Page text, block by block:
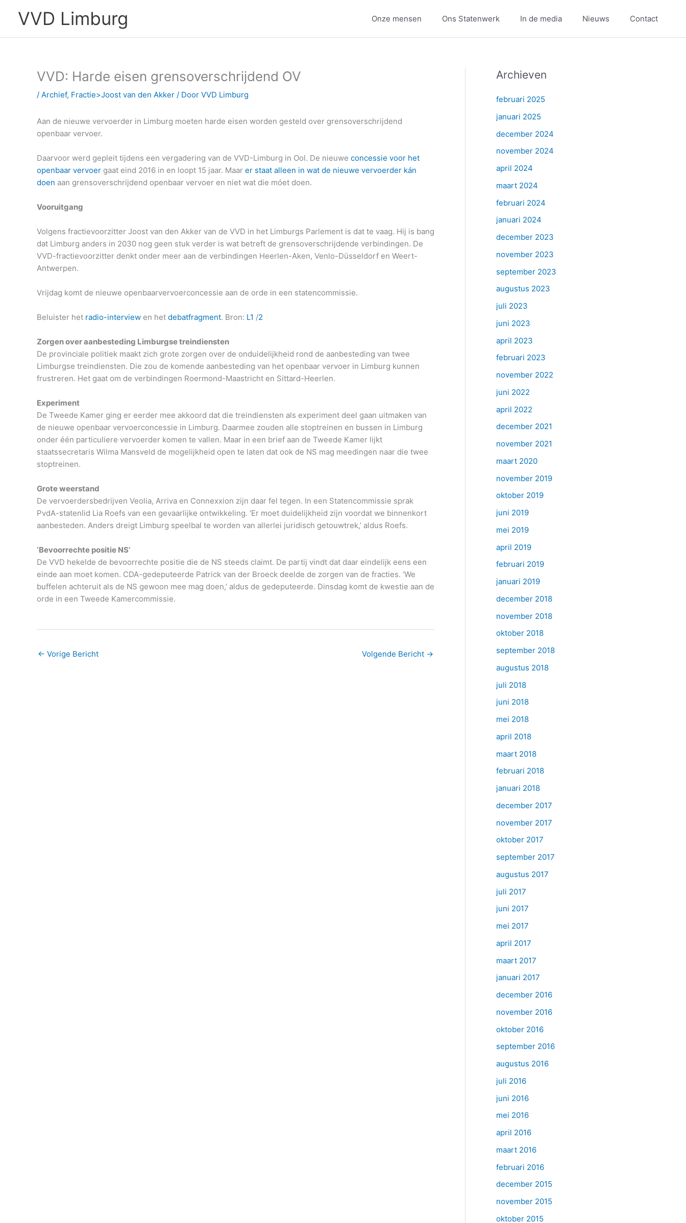
VVD Limburg Onze mensen Ons Statenwerk In de media Nieuws Contact
VVD: Harde eisen grensoverschrijdend OV
/ Archief, Fractie>Joost van den Akker / Door VVD Limburg
Aan de nieuwe vervoerder in Limburg moeten harde eisen worden gesteld over grensoverschrijdend
openbaar vervoer.
Daarvoor werd gepleit tijdens een vergadering van de VVD-Limburg in Ool. De nieuwe concessie voor het
openbaar vervoer gaat eind 2016 in en loopt 15 jaar. Maar er staat alleen in wat de nieuwe vervoerder kán
doen aan grensoverschrijdend openbaar vervoer en niet wat die móet doen.
Vooruitgang
Volgens fractievoorzitter Joost van den Akker van de VVD in het Limburgs Parlement is dat te vaag. Hij is bang
dat Limburg anders in 2030 nog geen stuk verder is wat betreft de grensoverschrijdende verbindingen. De
VVD-fractievoorzitter denkt onder meer aan de verbindingen Heerlen-Aken, Venlo-Düsseldorf en Weert-
Antwerpen.
Vrijdag komt de nieuwe openbaarvervoerconcessie aan de orde in een statencommissie.
Beluister het radio-interview en het debatfragment. Bron: L1 /2
Zorgen over aanbesteding Limburgse treindiensten
De provinciale politiek maakt zich grote zorgen over de onduidelijkheid rond de aanbesteding van twee
Limburgse treindiensten. Die zou de komende aanbesteding van het openbaar vervoer in Limburg kunnen
frustreren. Het gaat om de verbindingen Roermond-Maastricht en Sittard-Heerlen.
Experiment
De Tweede Kamer ging er eerder mee akkoord dat die treindiensten als experiment deel gaan uitmaken van
de nieuwe openbaar vervoerconcessie in Limburg. Daarmee zouden alle stoptreinen en bussen in Limburg
onder één particuliere vervoerder komen te vallen. Maar in een brief aan de Tweede Kamer lijkt
staatssecretaris Wilma Mansveld de mogelijkheid open te laten dat ook de NS mag meedingen naar die twee
stoptreinen.
Grote weerstand
De vervoerdersbedrijven Veolia, Arriva en Connexxion zijn daar fel tegen. In een Statencommissie sprak
PvdA-statenlid Lia Roefs van een gevaarlijke ontwikkeling. ‘Er moet duidelijkheid zijn voordat we binnenkort
aanbesteden. Anders dreigt Limburg speelbal te worden van allerlei juridisch getouwtrek,’ aldus Roefs.
‘Bevoorrechte positie NS’
De VVD hekelde de bevoorrechte positie die de NS steeds claimt. De partij vindt dat daar eindelijk eens een
einde aan moet komen. CDA-gedeputeerde Patrick van der Broeck deelde de zorgen van de fracties. ‘We
buffelen achteruit als de NS gewoon mee mag doen,’ aldus de gedeputeerde. Dinsdag komt de kwestie aan de
orde in een Tweede Kamercommissie.
← Vorige Bericht Volgende Bericht →
Archieven
februari 2025
januari 2025
december 2024
november 2024
april 2024
maart 2024
februari 2024
januari 2024
december 2023
november 2023
september 2023
augustus 2023
juli 2023
juni 2023
april 2023
februari 2023
november 2022
juni 2022
april 2022
december 2021
november 2021
maart 2020
november 2019
oktober 2019
juni 2019
mei 2019
april 2019
februari 2019
januari 2019
december 2018
november 2018
oktober 2018
september 2018
augustus 2018
juli 2018
juni 2018
mei 2018
april 2018
maart 2018
februari 2018
januari 2018
december 2017
november 2017
oktober 2017
september 2017
augustus 2017
juli 2017
juni 2017
mei 2017
april 2017
maart 2017
januari 2017
december 2016
november 2016
oktober 2016
september 2016
augustus 2016
juli 2016
juni 2016
mei 2016
april 2016
maart 2016
februari 2016
december 2015
november 2015
oktober 2015